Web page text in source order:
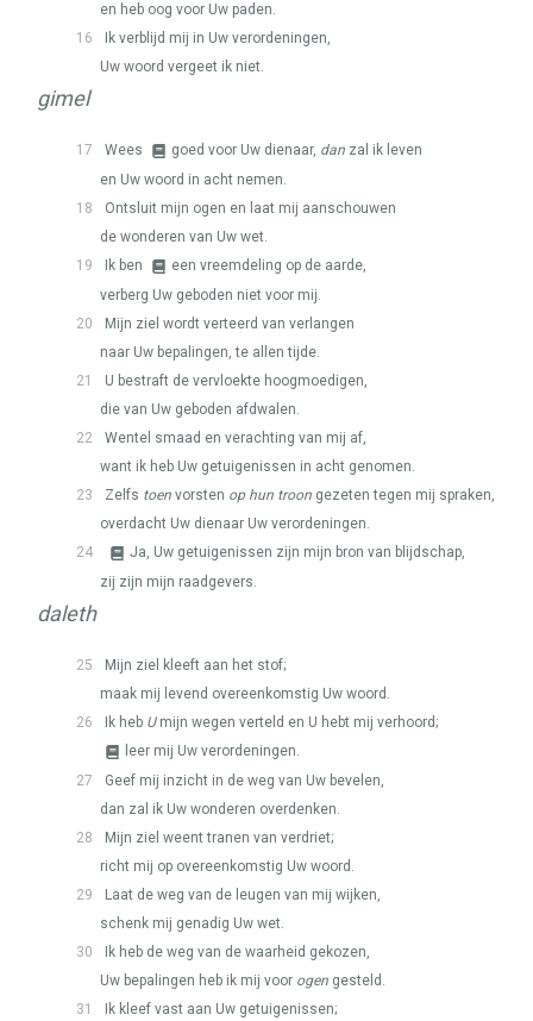
en heb oog voor Uw paden.
16
Ik verblijd mij in Uw verordeningen,
Uw woord vergeet ik niet.
gimel
17 Wees goed voor Uw dienaar, dan zal ik leven
en Uw woord in acht nemen.
18
Ontsluit mijn ogen en laat mij aanschouwen
de wonderen van Uw wet.
19
Ik ben
een vreemdeling op de aarde,
verberg Uw geboden niet voor mij.
20
Mijn ziel wordt verteerd van verlangen
naar Uw bepalingen, te allen tijde.
21
U bestraft de vervloekte hoogmoedigen,
die van Uw geboden afdwalen.
22
Wentel smaad en verachting van mij af,
want ik heb Uw getuigenissen in acht genomen.
23
Zelfs toen vorsten op hun troon gezeten tegen mij spraken,
overdacht Uw dienaar Uw verordeningen.
24
Ja, Uw getuigenissen zijn mijn bron van blijdschap,
zij zijn mijn raadgevers.
daleth
25
Mijn ziel kleeft aan het stof;
maak mij levend overeenkomstig Uw woord.
26
Ik heb Umijn wegen verteld en U hebt mij verhoord;
leer mij Uw verordeningen.
27
Geef mij inzicht in de weg van Uw bevelen,
dan zal ik Uw wonderen overdenken.
28
Mijn ziel weent tranen van verdriet;
richt mij op overeenkomstig Uw woord.
29
Laat de weg van de leugen van mij wijken,
schenk mij genadig Uw wet.
30
Ik heb de weg van de waarheid gekozen,
Uw bepalingen heb ik mij voor ogen gesteld.
31
Ik kleef vast aan Uw getuigenissen;